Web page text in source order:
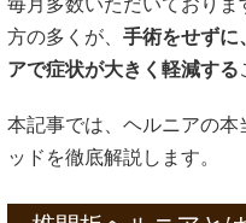
方の多くが、 手術をせずに
アで症状が大きく軽減する
本記事では、ヘルニアの
ッドを徹底解説します。